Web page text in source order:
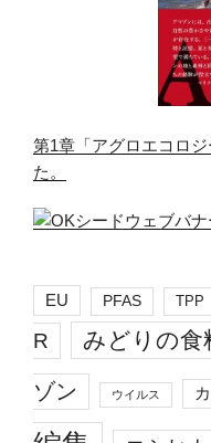
第1章「アグロエコロ
た。
EU PFAS TPP
R
みどりの食
ゾン ウイルス